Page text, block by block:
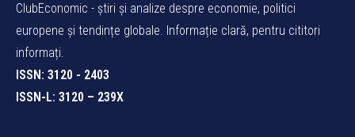
ClubEconomic - știri și analize despre economie, politici
europene și tendințe globale. Informație clară, pentru cititori
informați.
ISSN: 3120 - 2403
ISSN-L: 3120 – 239X